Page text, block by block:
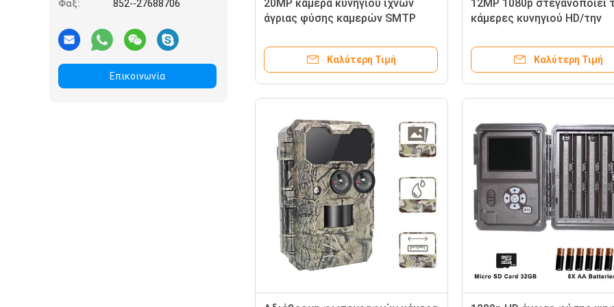
Φαξ:
852--27688706
Επικοινωνία
20MP κάμερα κυνηγιού ιχνών
άγριας φύσης καμερών SMTP
νυχτερινής όρασης
Καλύτερη Τιμή
12MP 1080p στεγανοποιεί
κάμερες κυνηγιού HD/την
φύσης ΚΆΛΥΨΗΣ
Καλύτερη Τιμή